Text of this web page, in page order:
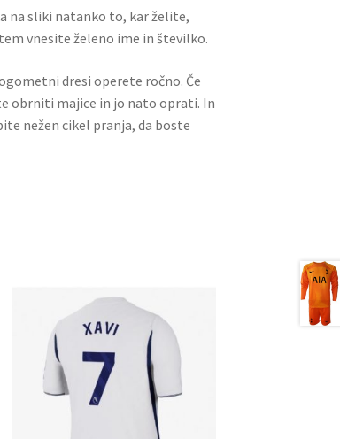
na sliki natanko to, kar želite,
vnesite želeno ime in številko.
dresi operete ročno. Če
obrniti majice in jo nato oprati. In
nežen cikel pranja, da boste